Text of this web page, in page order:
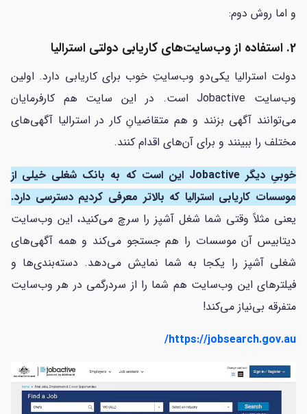
و اما روش دوم:
2. استفاده از وب‌سایت‌های کاریابی دولتی استرالیا
دولت استرالیا یکی‌دو وب‌سایتِ خوب برای کاریابی دارد. اولین
وب‌سایت Jobactive است. در این سایت هم کارفرمایان
می‌توانند آگهی بزنند و هم متقاضیانِ کار در استرالیا آگهی‌های
مختلف را ببینند و برای آن‌های اقدام کنند.
خوبیِ دیگر Jobactive این است که به بانک شغلی خیلی از
موسسات کاریابی استرالیا که بالاتر معرفی کردیم دسترسی دارد.
یعنی مثلاً وقتی شما شغل آشپز را سرچ می‌کنید، این وب‌سایت
دیتابیس آن موسسات را هم جستجو می‌کند و همه آگهی‌های
شغلی آشپز را یکجا به شما نمایش می‌دهد. دسته‌بندی‌ها و
فیلترهای این وب‌سایت هم شما را از سردرگمی در هر وب‌سایت
متفرقه بی‌نیاز می‌کند!
https://jobsearch.gov.au/